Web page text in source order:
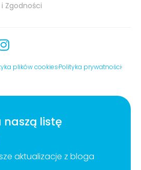
Zgodności
plików cookiesPolityka prywatności
naszą listę
aktualizacje z bloga